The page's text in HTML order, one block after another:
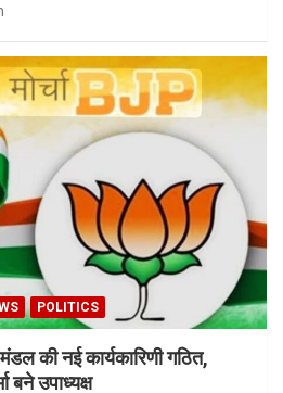
POLITICS
की नई कार्यकारिणी गठित,
बने उपाध्यक्ष